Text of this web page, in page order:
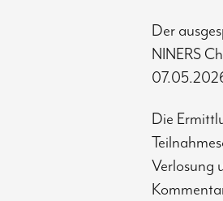
Der
NINERS
Die
Verlosung